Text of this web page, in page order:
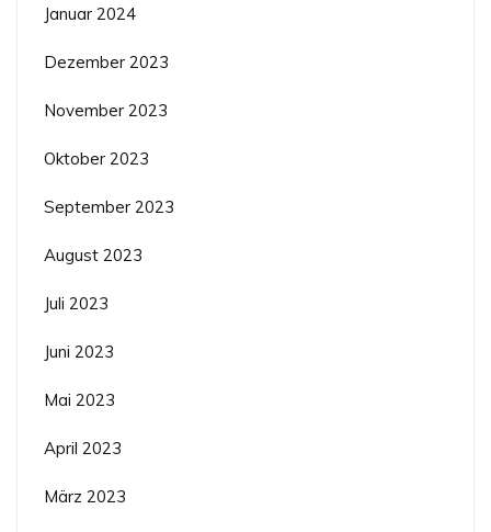
Januar 2024
Dezember 2023
November 2023
Oktober 2023
September 2023
August 2023
Juli 2023
Juni 2023
Mai 2023
April 2023
März 2023